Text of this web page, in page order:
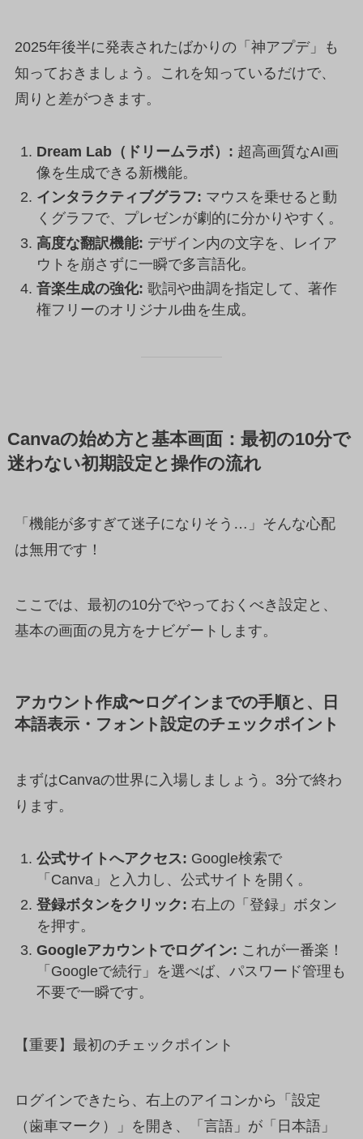
2025年後半に発表されたばかりの「神アプデ」も
知っておきましょう。これを知っているだけで、
周りと差がつきます。
Dream Lab（ドリームラボ）: 超高画質なAI画
像を生成できる新機能。
インタラクティブグラフ: マウスを乗せると動
くグラフで、プレゼンが劇的に分かりやすく。
高度な翻訳機能: デザイン内の文字を、レイア
ウトを崩さずに一瞬で多言語化。
音楽生成の強化: 歌詞や曲調を指定して、著作
権フリーのオリジナル曲を生成。
Canvaの始め方と基本画面：最初の10分で
迷わない初期設定と操作の流れ
「機能が多すぎて迷子になりそう…」そんな心配
は無用です！
ここでは、最初の10分でやっておくべき設定と、
基本の画面の見方をナビゲートします。
アカウント作成〜ログインまでの手順と、日
本語表示・フォント設定のチェックポイント
まずはCanvaの世界に入場しましょう。3分で終わ
ります。
公式サイトへアクセス: Google検索で
「Canva」と入力し、公式サイトを開く。
登録ボタンをクリック: 右上の「登録」ボタン
を押す。
Googleアカウントでログイン: これが一番楽！
「Googleで続行」を選べば、パスワード管理も
不要で一瞬です。
【重要】最初のチェックポイント
ログインできたら、右上のアイコンから「設定
（歯車マーク）」を開き、「言語」が「日本語」